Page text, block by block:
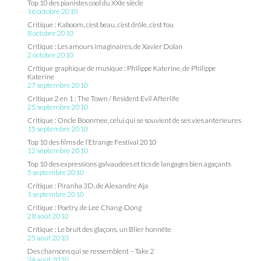
Top 10 des pianistes cool du XXIe siècle
16 octobre 2010
Critique : Kaboom, c’est beau, c’est drôle, c’est fou
8 octobre 2010
Critique : Les amours imaginaires, de Xavier Dolan
2 octobre 2010
Critique graphique de musique : Philippe Katerine, de Philippe
Katerine
27 septembre 2010
Critique 2 en 1 : The Town / Resident Evil Afterlife
25 septembre 2010
Critique : Oncle Boonmee, celui qui se souvient de ses vies antérieures
15 septembre 2010
Top 10 des films de l’Etrange Festival 2010
12 septembre 2010
Top 10 des expressions galvaudées et tics de langages bien agaçants
5 septembre 2010
Critique : Piranha 3D, de Alexandre Aja
1 septembre 2010
Critique : Poetry, de Lee Chang-Dong
28 août 2010
Critique : Le bruit des glaçons, un Blier honnête
25 août 2010
Des chansons qui se ressemblent – Take 2